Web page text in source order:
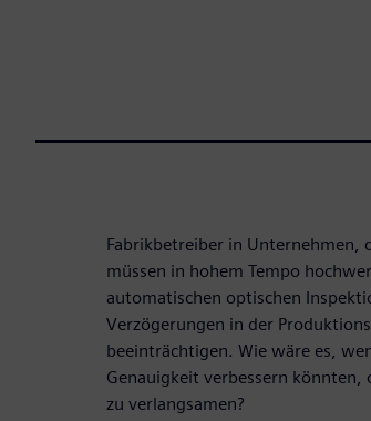
Fabrikbetreiber in Unternehmen,
müssen in hohem Tempo
automatischen optischen
Verzögerungen in der
beeinträchtigen. Wie wäre es,
Genauigkeit verbessern
zu verlangsamen?